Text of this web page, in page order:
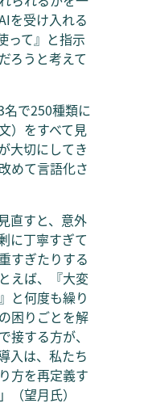
を受け入れる
って』と指示
ろうと考えて
で250種類に
）をすべて見
大切にしてき
めて言語化さ
直すと、意外
に丁寧すぎて
すぎたりする
えば、『大変
と何度も繰り
困りごとを解
接する方が、
入は、私たち
方を再定義す
（望月氏）